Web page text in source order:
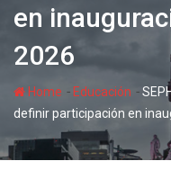
en
2026
Home - Educación -
definir participación en